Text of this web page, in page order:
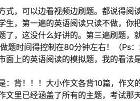
，可以边看视频边刷题。都说得阅
，第一遍的英语阅读只读不做，你
，这没什么好讲的。第三遍刷题，
题时间得控制在80分钟左右！（Ps
上的英语阅读的模拟题，我的看法
背！！！大小作文各背10篇，作文
里已经涵盖了所有的主题，考试那